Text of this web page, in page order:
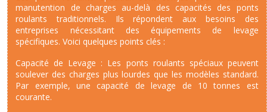
manutention de charges au-delà des capacités des ponts
roulants traditionnels. Ils répondent aux besoins des
entreprises nécessitant des équipements de levage
spécifiques. Voici quelques points clés :
Capacité de Levage : Les ponts roulants spéciaux peuvent
soulever des charges plus lourdes que les modèles standard.
Par exemple, une capacité de levage de 10 tonnes est
courante.